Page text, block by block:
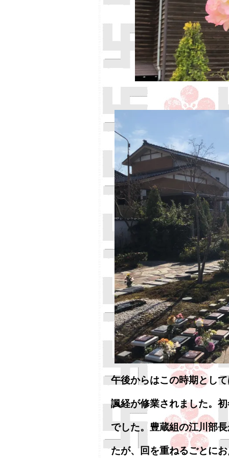
午後からはこの時期とし
諷経が修業されました。
でした。豊蔵組の江川部
たが、回を重ねるごとに